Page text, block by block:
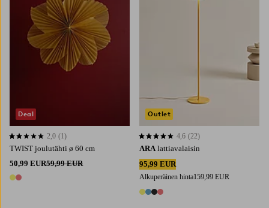
TWIST joulutähti ø 60 cm
50,99 EUR59,99 EUR
2 värejä
2,0 perustuen 1 arvosanaan
2,0 (1)
Deal
ARA lattiavalaisin
95,99 EUR
Alkuperäinen hinta159,99 EUR
4 värejä
4,6 perustuen 22 arvosanaan
4,6 (22)
Outlet